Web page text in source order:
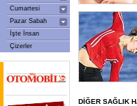
Cumartesi
Pazar Sabah
İşte İnsan
Çizerler
DİĞER SAĞLIK